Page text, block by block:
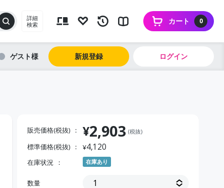
詳細
検索
0
カート
ゲスト 新規登録 ログイン
販売価格(税抜) ¥2,903 (税抜)
標準価格(税抜) ¥4,120
在庫状況 在庫あり
数量